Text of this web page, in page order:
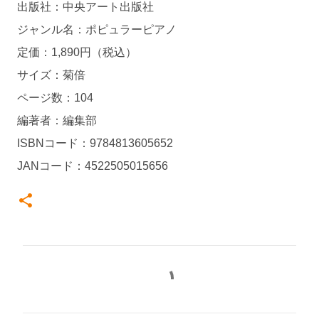
出版社：中央アート出版社
ジャンル名：ポピュラーピアノ
定価：1,890円（税込）
サイズ：菊倍
ページ数：104
編著者：編集部
ISBNコード：9784813605652
JANコード：4522505015656